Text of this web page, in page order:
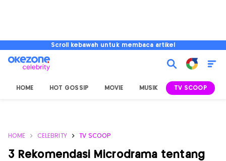
Scroll kebawah untuk membaca artikel
HOME HOT GOSSIP MOVIE MUSIK TV SCOOP
HOME CELEBRITY TV SCOOP
3 Rekomendasi Microdrama tentang